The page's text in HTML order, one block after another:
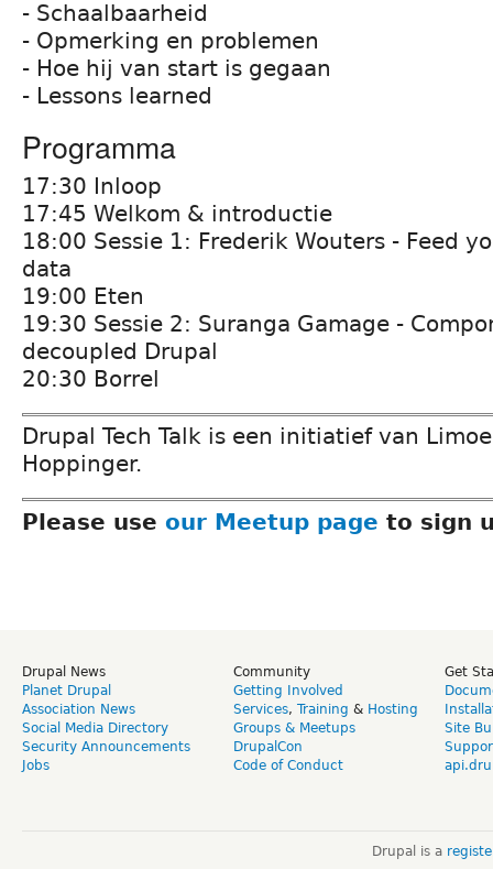
- Schaalbaarheid
- Opmerking en problemen
- Hoe hij van start is gegaan
- Lessons learned
Programma
17:30 Inloop
17:45 Welkom & introductie
18:00 Sessie 1: Frederik Wouters - Feed
data
19:00 Eten
19:30 Sessie 2: Suranga Gamage -
decoupled Drupal
20:30 Borrel
Drupal Tech Talk is een initiatief van
Hoppinger.
Please use our Meetup page to sign
Drupal News
Planet Drupal
Association News
Social Media Directory
Security Announcements
Jobs
Community
Getting Involved
Services, Training & Hosting
Groups & Meetups
DrupalCon
Code of Conduct
Get
Site
Drupal is a